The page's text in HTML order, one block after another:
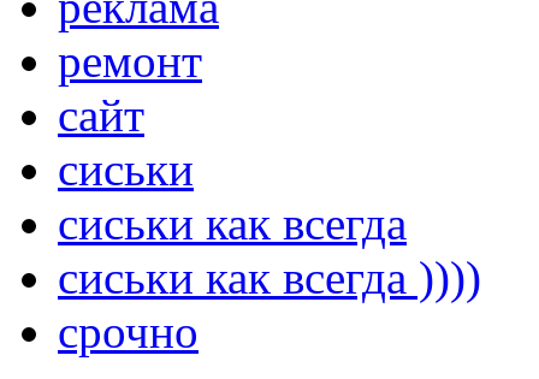
ремонт
сайт
сиськи
сиськи как всегда
сиськи как всегда ))))
срочно